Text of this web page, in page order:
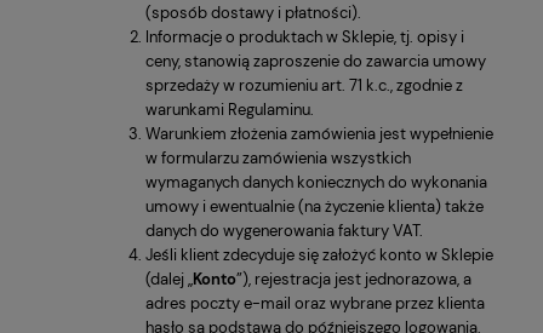
(sposób dostawy i płatności).
Informacje o produktach w Sklepie, tj. opisy i
ceny, stanowią zaproszenie do zawarcia umowy
sprzedaży w rozumieniu art. 71 k.c., zgodnie z
warunkami Regulaminu.
Warunkiem złożenia zamówienia jest wypełnienie
w formularzu zamówienia wszystkich
wymaganych danych koniecznych do wykonania
umowy i ewentualnie (na życzenie klienta) także
danych do wygenerowania faktury VAT.
Jeśli klient zdecyduje się założyć konto w Sklepie
(dalej „Konto”), rejestracja jest jednorazowa, a
adres poczty e-mail oraz wybrane przez klienta
hasło są podstawą do późniejszego logowania.